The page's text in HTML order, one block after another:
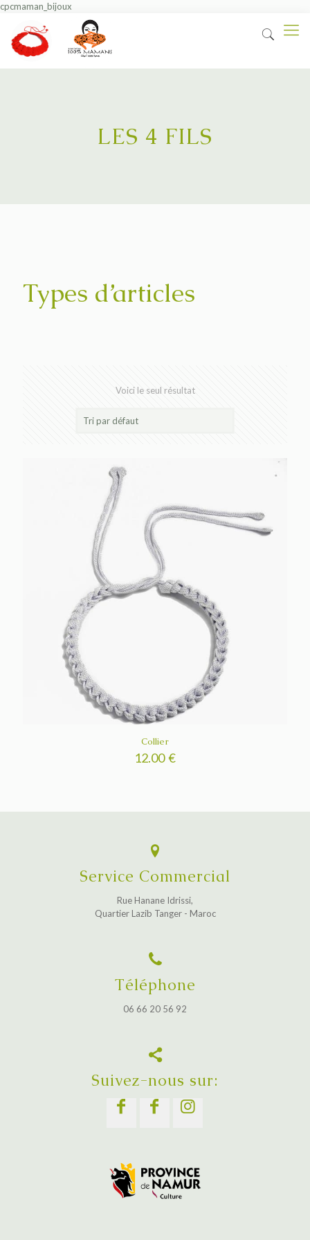
cpcmaman_bijoux
LES 4 FILS
Types d’articles
Voici le seul résultat
Collier
12.00 €
Service Commercial
Rue Hanane Idrissi,
Quartier Lazib Tanger - Maroc
Téléphone
06 66 20 56 92
Suivez-nous sur: